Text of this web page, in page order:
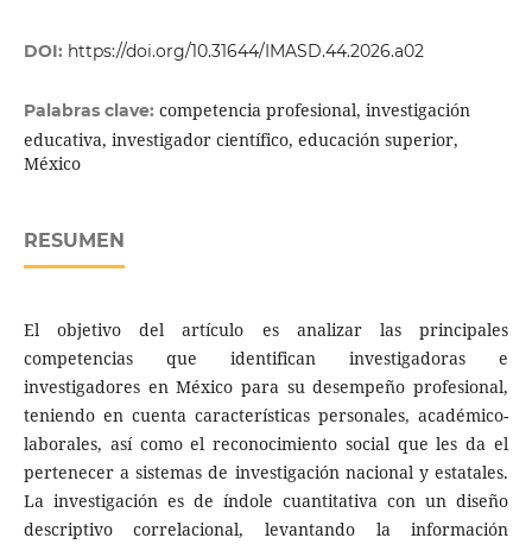
DOI: https://doi.org/10.31644/IMASD.44.2026.a02
Palabras clave: competencia profesional, investigación
educativa, investigador científico, educación superior,
México
RESUMEN
El objetivo del artículo es analizar las principales
competencias que identifican investigadoras e
investigadores en México para su desempeño profesional,
teniendo en cuenta características personales, académico-
laborales, así como el reconocimiento social que les da el
pertenecer a sistemas de investigación nacional y estatales.
La investigación es de índole cuantitativa con un diseño
descriptivo correlacional, levantando la información